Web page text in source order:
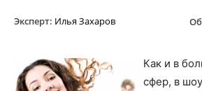
Эксперт: Илья Захаров
Как и в
сфер, в